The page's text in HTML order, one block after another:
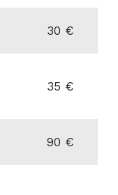
30 €
35 €
90 €